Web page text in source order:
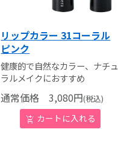
リップカラー 31コーラル
ピンク
健康的で自然なカラー、ナチュ
ラルメイクにおすすめ
通常価格 3,080円(税込)